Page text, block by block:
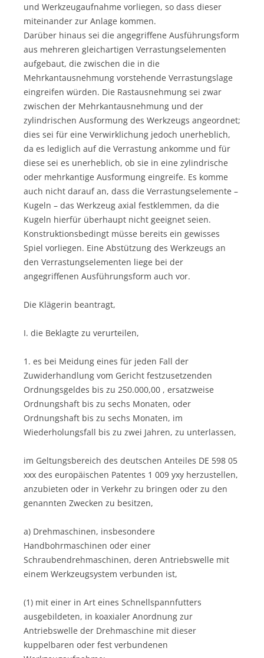
und Werkzeugaufnahme vorliegen, so dass dieser
miteinander zur Anlage kommen.
Darüber hinaus sei die angegriffene Ausführungsform
aus mehreren gleichartigen Verrastungselementen
aufgebaut, die zwischen die in die
Mehrkantausnehmung vorstehende Verrastungslage
eingreifen würden. Die Rastausnehmung sei zwar
zwischen der Mehrkantausnehmung und der
zylindrischen Ausformung des Werkzeugs angeordnet;
dies sei für eine Verwirklichung jedoch unerheblich,
da es lediglich auf die Verrastung ankomme und für
diese sei es unerheblich, ob sie in eine zylindrische
oder mehrkantige Ausformung eingreife. Es komme
auch nicht darauf an, dass die Verrastungselemente –
Kugeln – das Werkzeug axial festklemmen, da die
Kugeln hierfür überhaupt nicht geeignet seien.
Konstruktionsbedingt müsse bereits ein gewisses
Spiel vorliegen. Eine Abstützung des Werkzeugs an
den Verrastungselementen liege bei der
angegriffenen Ausführungsform auch vor.
Die Klägerin beantragt,
I. die Beklagte zu verurteilen,
1. es bei Meidung eines für jeden Fall der
Zuwiderhandlung vom Gericht festzusetzenden
Ordnungsgeldes bis zu 250.000,00 , ersatzweise
Ordnungshaft bis zu sechs Monaten, oder
Ordnungshaft bis zu sechs Monaten, im
Wiederholungsfall bis zu zwei Jahren, zu unterlassen,
im Geltungsbereich des deutschen Anteiles DE 598 05
xxx des europäischen Patentes 1 009 yxy herzustellen,
anzubieten oder in Verkehr zu bringen oder zu den
genannten Zwecken zu besitzen,
a) Drehmaschinen, insbesondere
Handbohrmaschinen oder einer
Schraubendrehmaschinen, deren Antriebswelle mit
einem Werkzeugsystem verbunden ist,
(1) mit einer in Art eines Schnellspannfutters
ausgebildeten, in koaxialer Anordnung zur
Antriebswelle der Drehmaschine mit dieser
kuppelbaren oder fest verbundenen